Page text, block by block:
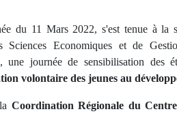
du 11 Mars 2022, s'est tenue à la
Sciences Economiques et de
une journée de sensibilisation des
volontaire des jeunes au
Coordination Régionale du